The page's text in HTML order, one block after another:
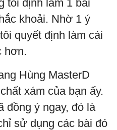
tôi định làm 1 bài
khoải. Nhờ 1 ý
quyết định làm cái
hơn.
Hùng MasterD
xám của bạn ấy.
đồng ý ngay, đó là
sử dụng các bài đó